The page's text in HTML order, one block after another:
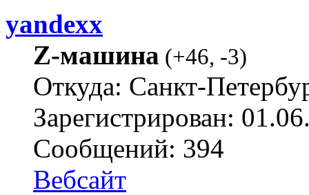
yandexx
Z-машина (+46, -3)
Откуда: Санкт-
Зарегистрирован:
Сообщений: 394
Вебсайт